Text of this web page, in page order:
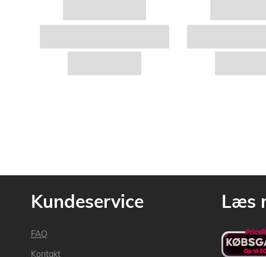
Kundeservice
FAQ
Kontakt
Læs